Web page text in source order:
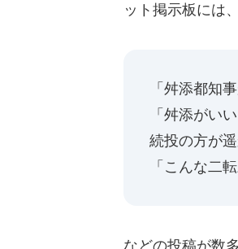
ット掲示板には、
「舛添都知
「舛添がい
続投の方が
「こんな二
などの投稿が数